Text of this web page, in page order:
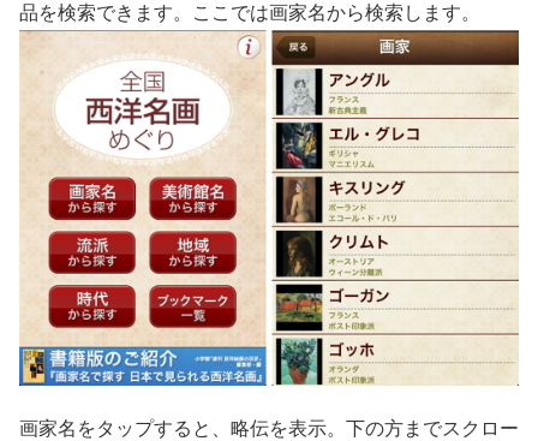
品を検索できます。ここでは画家名から検索します。
画家名をタップすると、略伝を表示。下の方までスクロー